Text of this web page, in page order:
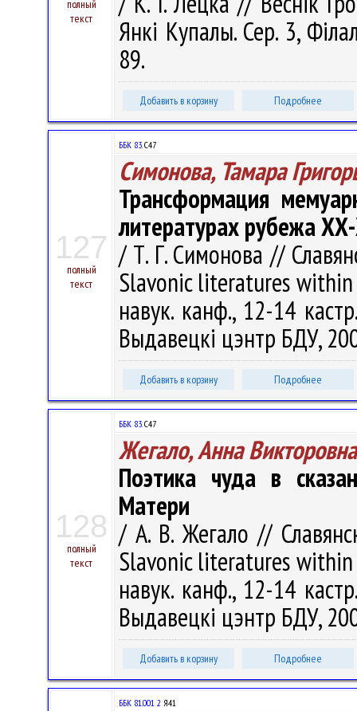
полный
текст
Янкі Купалы. Сер. 3,
89.
Добавить в корзину Подробнее
127
полный
текст
ББК 83.С47
Симонова, Тамара
Трансформация
литературах рубежа
/ Т. Г. Симонова //
Slavonic literatures
навук. канф., 12-14
Выдавецкі цэнтр БДУ,
Добавить в корзину Подробнее
128
полный
текст
ББК 83.С47
Жегало, Анна Викторовна
Поэтика чуда в
Матери
/ А. В. Жегало //
Slavonic literatures
навук. канф., 12-14
Выдавецкі цэнтр БДУ,
Добавить в корзину Подробнее
ББК 81.001 2 Я41